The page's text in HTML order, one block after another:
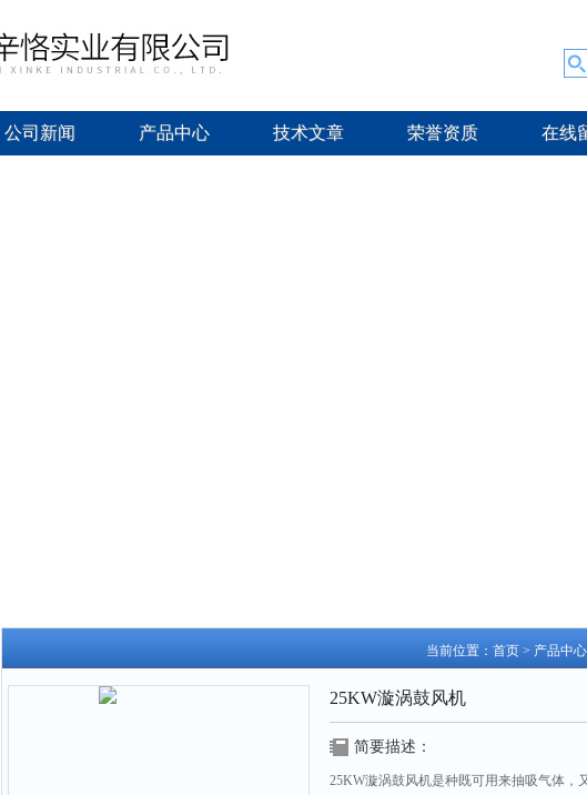
公司新闻 产品中心 技术文章 荣誉资质 在线
当前位置： 首页 > 产品中心
25KW漩涡鼓风机
简要描述：
25KW漩涡鼓风机是种既可用来抽吸气体，